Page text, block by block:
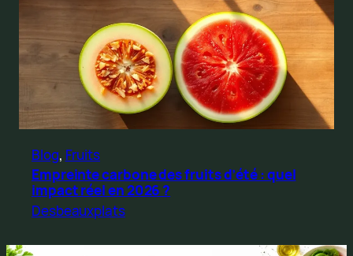
Blog, Fruits
Empreinte carbone des fruits d’été : quel
impact réel en 2026 ?
Desbeauxplats